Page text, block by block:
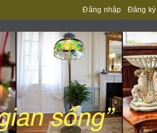
Đăng nhập Đăng ký